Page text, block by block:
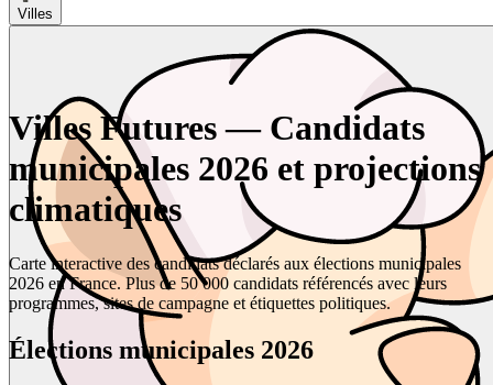
Villes
Villes Futures — Candidats
municipales 2026 et projections
climatiques
Carte interactive des candidats déclarés aux élections municipales
2026 en France. Plus de 50 000 candidats référencés avec leurs
programmes, sites de campagne et étiquettes politiques.
Élections municipales 2026